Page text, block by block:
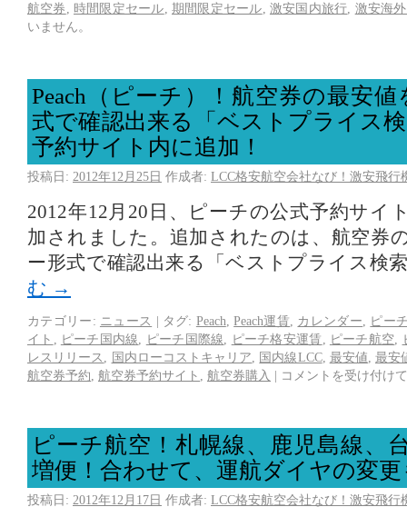
航空券
時間限定セール 期間限定セール 激安国内旅行 激安海
いません。
Peach（ピーチ）！航空券の最安
式で確認出来る「ベストプライス
予約サイト内に追加！
投稿日: 2012年12月25日 作成者: LCC格安航空会社なび！激安飛行
2012年12月20日、ピーチの公式予約サイ
加されました。追加されたのは、航空券
ー形式で確認出来る「ベストプライス検
む →
カテゴリー: ニュース | タグ: Peach ,Peach運賃 カレンダー
ピー
イト
ピーチ国内線 ピーチ国際線 ピーチ格安運賃 ピーチ航空
レスリリース
国内ローコストキャリア 国内線LCC, 最安値 最安
航空券予約 航空券予約サイト 航空券購入 | コメントを受け付け
ピーチ航空！札幌線、鹿児島線、
増便！合わせて、運航ダイヤの変更
投稿日: 2012年12月17日 作成者: LCC格安航空会社なび！激安飛行